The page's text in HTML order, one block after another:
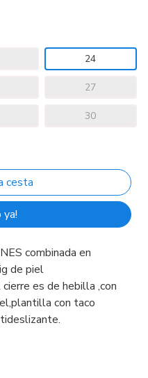
24
27
30
ya!
combinada en
de piel
es de hebilla ,con
con taco